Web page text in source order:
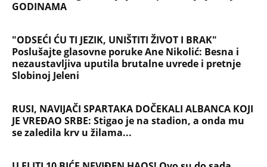
GODINAMA
"ODSEĆI ĆU TI JEZIK, UNIŠTITI ŽIVOT I BRAK"
Poslušajte glasovne poruke Ane Nikolić: Besna i
nezaustavljiva uputila brutalne uvrede i pretnje
Slobinoj Jeleni
RUSI, NAVIJAČI SPARTAKA DOČEKALI ALBANCA KOJI
JE VREĐAO SRBE: Stigao je na stadion, a onda mu
se zaledila krv u žilama...